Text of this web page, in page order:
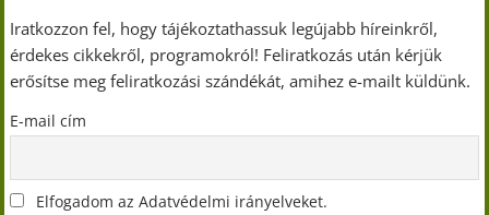
Iratkozzon fel, hogy tájékoztathassuk legújabb híreinkről,
érdekes cikkekről, programokról! Feliratkozás után kérjük
erősítse meg feliratkozási szándékát, amihez e-mailt küldünk.
E-mail cím
Elfogadom az Adatvédelmi irányelveket.